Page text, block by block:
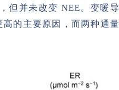
但并未改变 NEE。变暖
的主要原因，而两种通